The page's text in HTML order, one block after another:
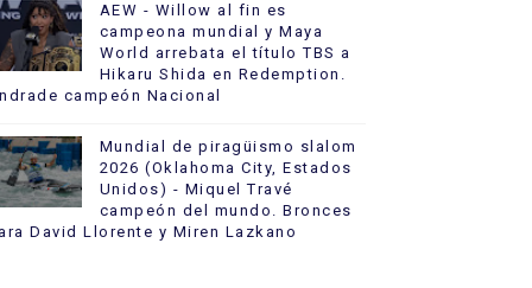
AEW - Willow al fin es
campeona mundial y Maya
World arrebata el título TBS a
Hikaru Shida en Redemption.
campeón Nacional
Mundial de piragüismo slalom
2026 (Oklahoma City, Estados
Unidos) - Miquel Travé
campeón del mundo. Bronces
David Llorente y Miren Lazkano